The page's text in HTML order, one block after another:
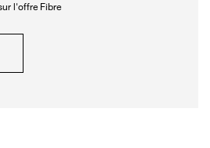
l'offre Fibre